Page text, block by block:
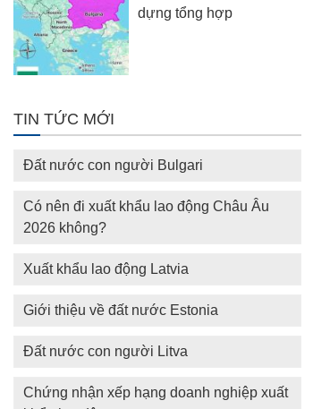
dựng tổng hợp
TIN TỨC MỚI
Đất nước con người Bulgari
Có nên đi xuất khẩu lao động Châu Âu
2026 không?
Xuất khẩu lao động Latvia
Giới thiệu về đất nước Estonia
Đất nước con người Litva
Chứng nhận xếp hạng doanh nghiệp xuất